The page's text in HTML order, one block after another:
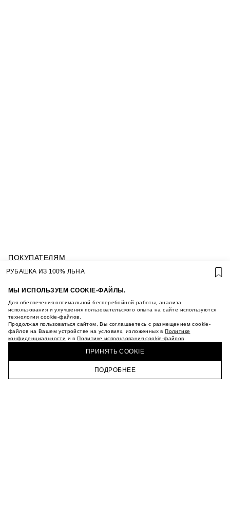
МЫ ИСПОЛЬЗУЕМ COOKIE-ФАЙЛЫ.
Для обеспечения оптимальной бесперебойной работы, анализа
использования и улучшения пользовательского опыта на сайте используются
технологии cookie-файлов.
Продолжая пользоваться сайтом, Вы соглашаетесь с размещением cookie-
файлов на Вашем устройстве на условиях, изложенных вПолитике
конфиденциальности и вПолитике использования cookie-файлов
ПРИНЯТЬ COOKIE
ПОДРОБНЕЕ
ГЛАВНАЯ КАТАЛОГ КОРЗИНА ПРОФИЛЬ
ПОКУПАТЕЛЯМ
УСЛОВИЯ ИСПОЛЬЗОВАНИЯ ПОДАРОЧНЫХ
ПОЛИТИКА КОНФИДЕНЦИАЛЬНОСТИ
УСЛОВИЯ ПОКУПКИ
О НАС
МАГАЗИНЫ
КАРЬЕРА
ТЕЛЕГРАМ
ПОДПИСАТЬСЯ НА НОВОСТИ
РУБАШКА ИЗ 100% ЛЬНА
КУПИТЬ + ПОЛУЧИТЬ В МАГАЗИНЕ MAAG